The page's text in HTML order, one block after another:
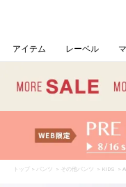
アイテム レーベル
トップ > パンツ > その他パンツ > KIDS >